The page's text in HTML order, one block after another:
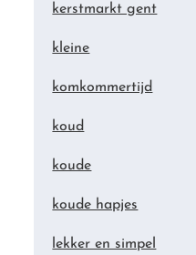
kerstmarkt gent
kleine
komkommertijd
koud
koude
koude hapjes
lekker en simpel